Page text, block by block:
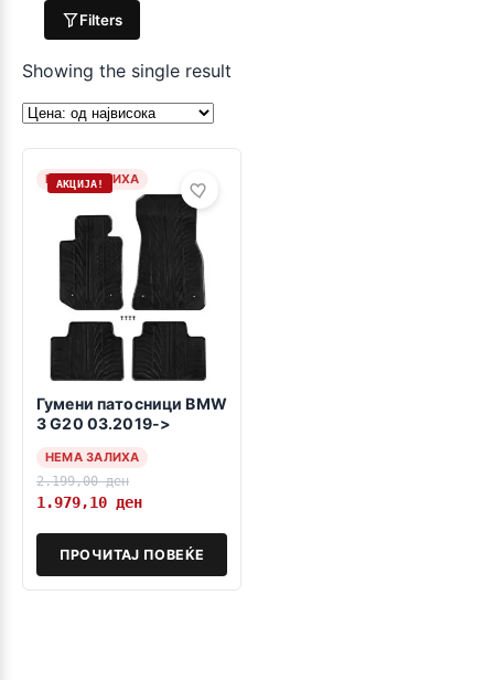
Filters
Showing the single result
НЕМА ЗАЛИХА
АКЦИЈА!
Гумени патосници BMW
3 G20 03.2019->
НЕМА ЗАЛИХА
2.199,00ден
1.979,10 ден
ПРОЧИТАЈ ПОВЕЌЕ